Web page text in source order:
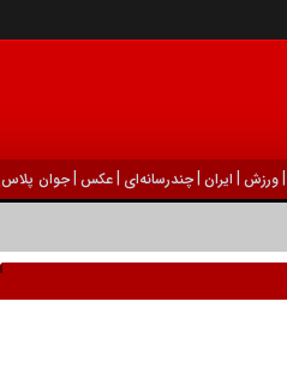
|ورزش | ايران |چندرسانه‌ای |عکس |جوان پلاس